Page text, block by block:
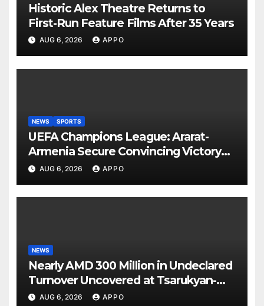
Historic Alex Theatre Returns to
First-Run Feature Films After 35 Years
AUG 6, 2026 APPO
NEWS SPORTS
UEFA Champions League: Ararat-
Armenia Secure Convincing Victory
Over Shamrock Rovers 2-0
AUG 6, 2026 APPO
NEWS
Nearly AMD 300 Million in Undeclared
Turnover Uncovered at Tsarukyan-
Owned Entertainment Center
AUG 6, 2026 APPO